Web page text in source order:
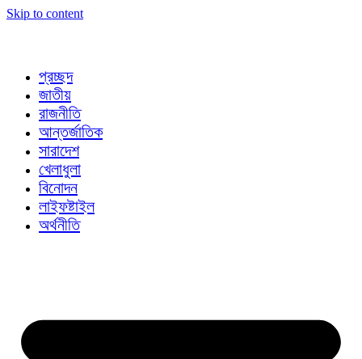
Skip to content
প্রচ্ছদ
জাতীয়
রাজনীতি
আন্তর্জাতিক
সারাদেশ
খেলাধুলা
বিনোদন
লাইফষ্টাইল
অর্থনীতি